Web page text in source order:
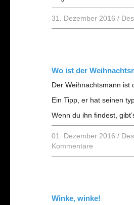
31. Dezember 2016 /
Wo ist der
Der Weihnachtsmann ist
Ein Tipp, er hat seinen
Wenn du ihn findest,
01. Dezember 2016 /
Kommentare
Winke, winke!